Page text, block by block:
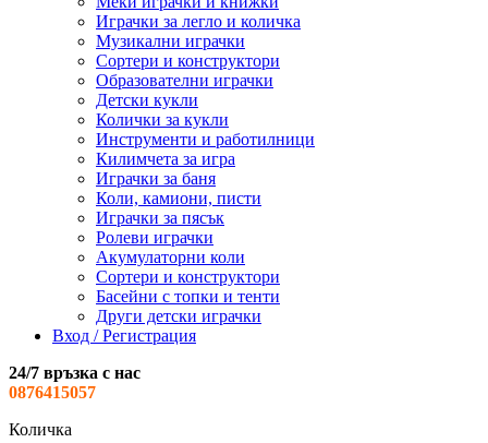
Играчки за легло и количка
Музикални играчки
Сортери и конструктори
Образователни играчки
Детски кукли
Колички за кукли
Инструменти и работилници
Килимчета за игра
Играчки за баня
Коли, камиони, писти
Играчки за пясък
Ролеви играчки
Акумулаторни коли
Сортери и конструктори
Басейни с топки и тенти
Други детски играчки
Вход / Регистрация
24/7 връзка с нас
0876415057
Количка